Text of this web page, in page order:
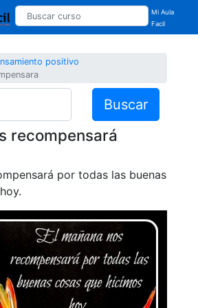
Mi Aula
Facil
positivo
Buscar
recompensará
por todas las buenas